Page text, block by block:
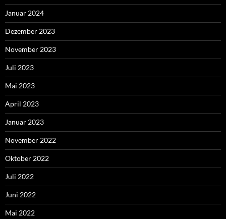
Januar 2024
Dezember 2023
November 2023
Juli 2023
Mai 2023
April 2023
Januar 2023
November 2022
Oktober 2022
Juli 2022
Juni 2022
Mai 2022